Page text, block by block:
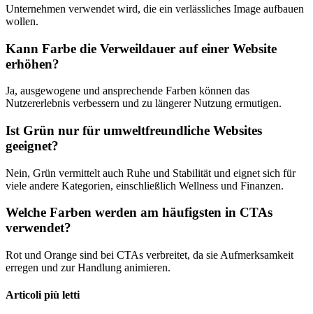
Unternehmen verwendet wird, die ein verlässliches Image aufbauen
wollen.
Kann Farbe die Verweildauer auf einer Website
erhöhen?
Ja, ausgewogene und ansprechende Farben können das
Nutzererlebnis verbessern und zu längerer Nutzung ermutigen.
Ist Grün nur für umweltfreundliche Websites
geeignet?
Nein, Grün vermittelt auch Ruhe und Stabilität und eignet sich für
viele andere Kategorien, einschließlich Wellness und Finanzen.
Welche Farben werden am häufigsten in CTAs
verwendet?
Rot und Orange sind bei CTAs verbreitet, da sie Aufmerksamkeit
erregen und zur Handlung animieren.
Articoli più letti